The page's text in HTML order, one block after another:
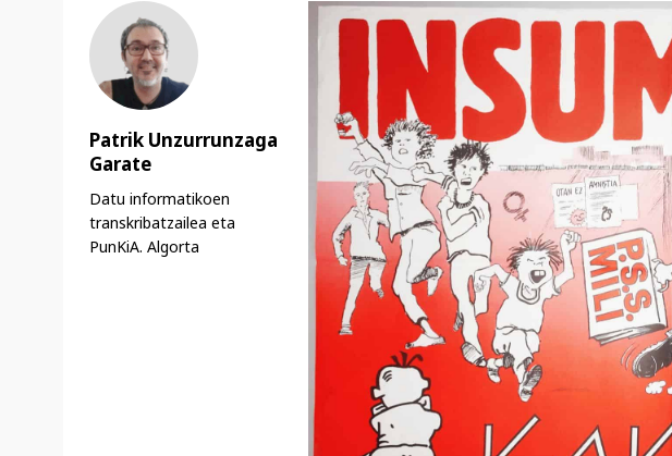
Patrik Unzurrunzaga
Garate
Datu informatikoen
transkribatzailea eta
PunKiA. Algorta